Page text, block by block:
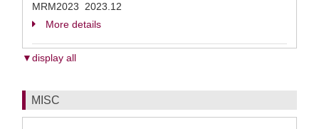
MRM2023 2023.12
More details
▼display all
MISC